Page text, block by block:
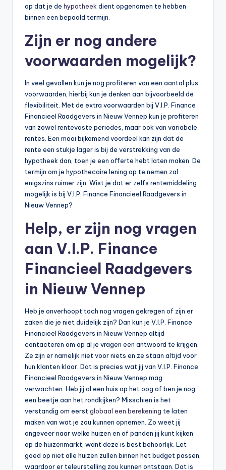
op dat je de hypotheek dient opgenomen te hebben
binnen een bepaald termijn.
Zijn er nog andere
voorwaarden mogelijk?
In veel gevallen kun je nog profiteren van een aantal plus
voorwaarden, hierbij kun je denken aan bijvoorbeeld de
flexibiliteit. Met de extra voorwaarden bij V.I.P. Finance
Financieel Raadgevers in Nieuw Vennep kun je profiteren
van zowel rentevaste periodes, maar ook van variabele
rentes. Een mooi bijkomend voordeel kan zijn dat de
rente een stukje lager is bij de verstrekking van de
hypotheek dan, toen je een offerte hebt laten maken. De
termijn om je hypothecaire lening op te nemen zal
enigszins ruimer zijn. Wist je dat er zelfs rentemiddeling
mogelijk is bij V.I.P. Finance Financieel Raadgevers in
Nieuw Vennep?
Help, er zijn nog vragen
aan V.I.P. Finance
Financieel Raadgevers
in Nieuw Vennep
Heb je onverhoopt toch nog vragen gekregen of zijn er
zaken die je niet duidelijk zijn? Dan kun je V.I.P. Finance
Financieel Raadgevers in Nieuw Vennep altijd
contacteren om op al je vragen een antwoord te krijgen.
Ze zijn er namelijk niet voor niets en ze staan altijd voor
hun klanten klaar. Dat is precies wat jij van V.I.P. Finance
Financieel Raadgevers in Nieuw Vennep mag
verwachten. Heb jij al een huis op het oog of ben je nog
een beetje aan het rondkijken? Misschien is het
verstandig om eerstglobaal een berekening te laten
maken van wat je zou kunnen opnemen. Zo weet jij
ongeveer naar welke huizen en of panden jij kunt kijken
op de huizenmarkt, want deze is best behoorlijk. Let
goed op niet alle huizen zullen binnen het budget passen,
waardoor er teleurstelling zou kunnen ontstaan. Dat is